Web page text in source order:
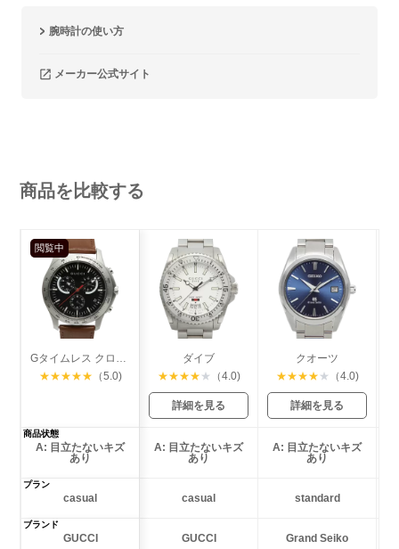
腕時計の使い方
メーカー公式サイト
商品を比較する
閲覧中
Gタイムレス クロノグラフ
★★★★★ （5.0)
ダイブ
★★★★ ★ （4.0)
詳細を見る
クオーツ
★★★★ ★ （4.0)
詳細を見る
商品状態
A: 目立たないキズ
あり
A: 目立たないキズ
あり
A: 目立たないキズ
あり
プラン
casual casual standard
ブランド
GUCCI GUCCI Grand Seiko